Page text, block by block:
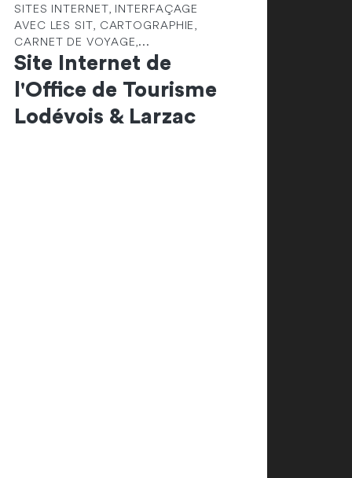
SITES INTERNET, INTERFAÇAGE
AVEC LES SIT, CARTOGRAPHIE,
CARNET DE VOYAGE,...
Site Internet de
l'Office de Tourisme
Lodévois & Larzac